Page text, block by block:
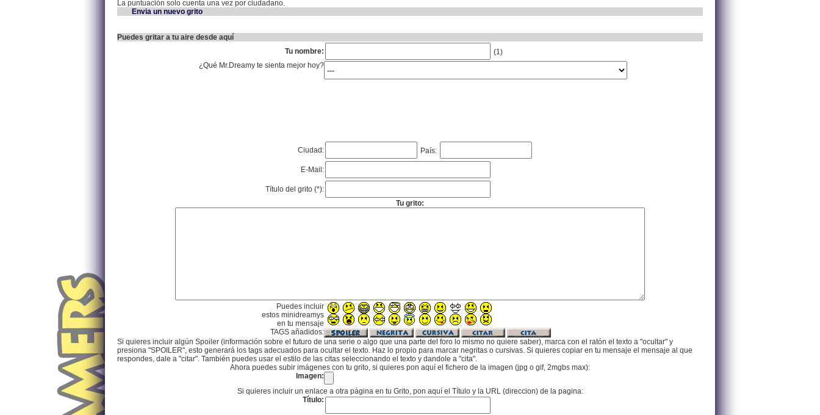
La puntuación solo cuenta una vez por ciudadano.
Envia un nuevo grito
Puedes gritar a tu aire desde aquí
Tu nombre:
(1)
¿Qué Mr.Dreamy te sienta mejor hoy?
Ciudad: País:
E-Mail:
Título del grito (*):
Tu grito:
Puedes incluir
estos minidreamys
en tu mensaje
TAGS añadidos:
Si quieres incluir algún Spoiler (información sobre el futuro de una serie o algo que una parte del foro lo mismo no quiere saber), marca con el ratón el texto a "ocultar" y
presiona "SPOILER", esto generará los tags adecuados para ocultar el texto. Haz lo propio para marcar negritas o cursivas. Si quieres copiar en tu mensaje el mensaje al que
respondes, dale a "citar". También puedes usar el estilo de las citas seleccionando el texto y dandole a "cita".
Ahora puedes subir imágenes con tu grito, si quieres pon aquí el fichero de la imagen (jpg o gif, 2mgbs max):
Imagen:
Si quieres incluir un enlace a otra página en tu Grito, pon aquí el Título y la URL (direccion) de la pagina:
Título: